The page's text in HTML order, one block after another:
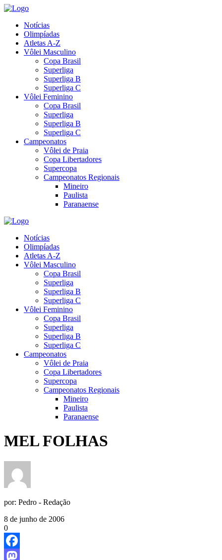
Notícias
Olimpíadas
Atletas A-Z
Vôlei Masculino
Copa Brasil
Superliga
Superliga B
Superliga C
Vôlei Feminino
Copa Brasil
Superliga
Superliga B
Superliga C
Campeonatos
Vôlei de Praia
Copa Libertadores
Supercopa
Campeonatos Regionais
Mineiro
Paulista
Paranaense
Notícias
Olimpíadas
Atletas A-Z
Vôlei Masculino
Copa Brasil
Superliga
Superliga B
Superliga C
Vôlei Feminino
Copa Brasil
Superliga
Superliga B
Superliga C
Campeonatos
Vôlei de Praia
Copa Libertadores
Supercopa
Campeonatos Regionais
Mineiro
Paulista
Paranaense
MEL FOLHAS
por: Pedro - Redação
8 de junho de 2006
0
Facebook